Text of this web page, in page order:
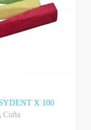
X 100
Cuña